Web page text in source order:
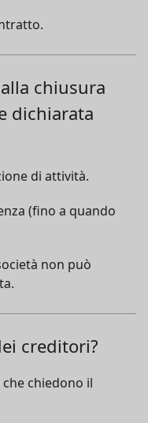
chiusura
dichiarata
di attività.
(fino a quando
non può
creditori?
chiedono il